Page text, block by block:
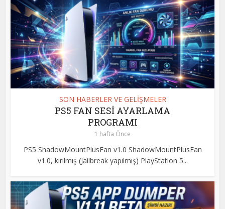
SON HABERLER VE GELİŞMELER
PS5 FAN SESİ AYARLAMA
PROGRAMI
1 hafta Önce
PS5 ShadowMountPlusFan v1.0 ShadowMountPlusFan
v1.0, kırılmış (Jailbreak yapılmış) PlayStation 5...